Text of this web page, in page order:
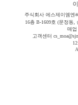
주식회사 에스제이엠엔
16층 B-1609호 (문정동,
매업
고객센터